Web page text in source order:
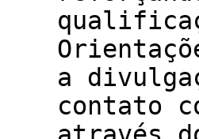
a
contato